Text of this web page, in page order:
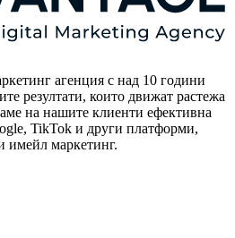
агенция с над 10 години
резултати, които движат растежа
на нашите клиенти ефективна
TikTok и други платформи,
имейл маркетинг.